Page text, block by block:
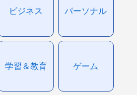
ビジネス パーソナル
学習＆教育 ゲーム